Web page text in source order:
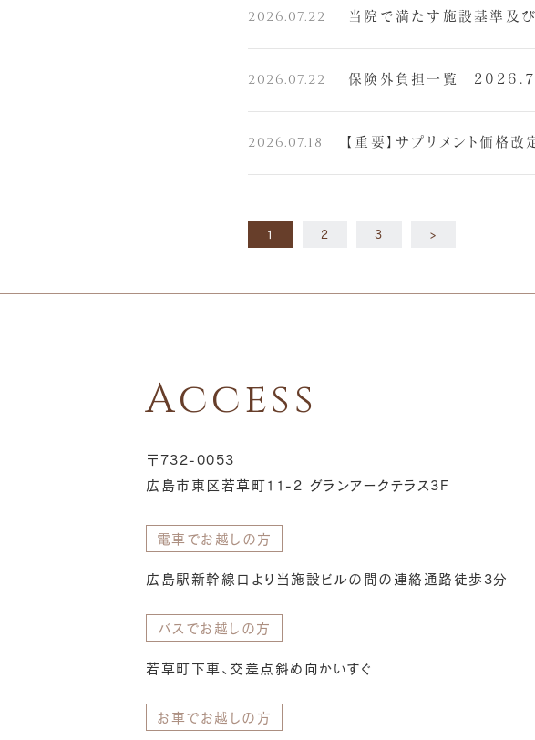
2026.07.22 当院で満たす施設基準及
2026.07.22 保険外負担一覧
2026.07.18 【重要】サプリメント価格
1 2 3 >
Access
〒732-0053
広島市東区若草町11-2 グランアークテラス3F
電車でお越しの方
広島駅新幹線口より当施設ビルの間の連絡通路徒歩3分
バスでお越しの方
若草町下車、交差点斜め向かいすぐ
お車でお越しの方